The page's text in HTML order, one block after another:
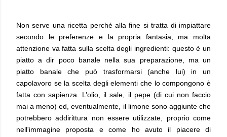
Non serve una ricetta perché alla fine si tratta di impiattare
secondo le preferenze e la propria fantasia, ma molta
attenzione va fatta sulla scelta degli ingredienti: questo è un
piatto a dir poco banale nella sua preparazione, ma un
piatto banale che può trasformarsi (anche lui) in un
capolavoro se la scelta degli elementi che lo compongono è
fatta con sapienza. L’olio, il sale, il pepe (di cui non faccio
mai a meno)ed, eventualmente, il limone sono aggiunte che
potrebbero addirittura non essere utilizzate, proprio come
nell'immagine proposta e come ho avuto il piacere di